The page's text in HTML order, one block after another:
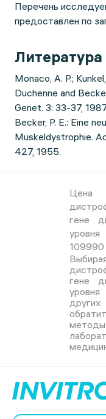
Перечень
предоставлен по
Литература
Monaco, A. P.;
Duchenne and
Genet. 3: 33-37,
Becker, P. E.: Eine
Muskeldystrophie.
427, 1955.
Цена
гене
109990
гене
других